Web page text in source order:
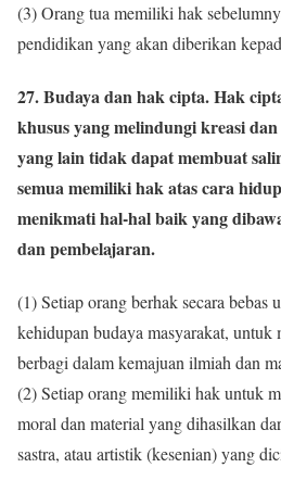
(3) Orang tua memiliki hak
pendidikan yang akan diberikan
27. Budaya dan hak cipta. Hak
khusus yang melindungi kreasi
yang lain tidak dapat membuat
semua memiliki hak atas cara
menikmati hal-hal baik yang
dan pembelajaran.
(1) Setiap orang berhak secara bebas
kehidupan budaya masyarakat,
berbagi dalam kemajuan ilmiah dan
(2) Setiap orang memiliki hak untuk
moral dan material yang dihasilkan
sastra, atau artistik (kesenian) yang